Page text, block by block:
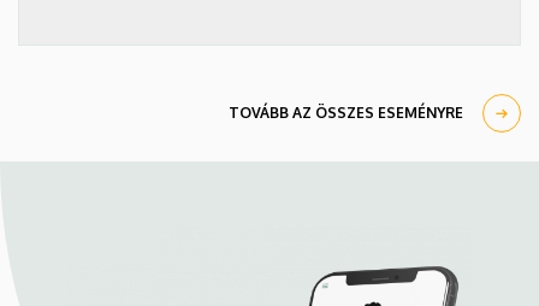
TOVÁBB AZ ÖSSZES ESEMÉNYRE